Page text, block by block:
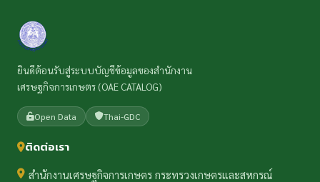
ยินดีต้อนรับสู่ระบบบัญชีข้อมูลของสำนักงาน
เศรษฐกิจการเกษตร (OAE CATALOG)
Open Data Thai-GDC
ติดต่อเรา
สำนักงานเศรษฐกิจการเกษตร กระทรวงเกษตรและสหกรณ์